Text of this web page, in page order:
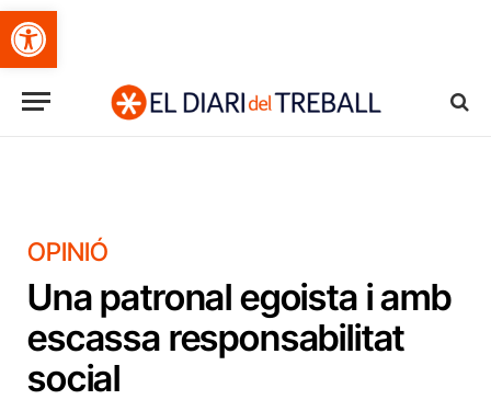
Obre la barra d'eines
OPINIÓ
Una patronal egoista i amb
escassa responsabilitat
social